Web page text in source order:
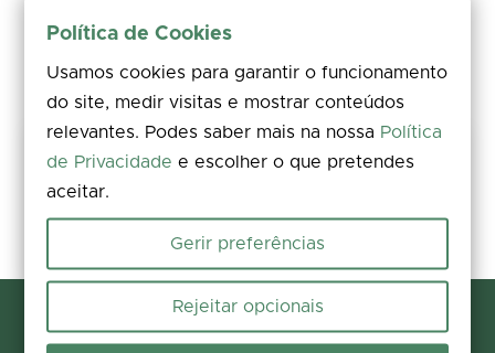
Partilha a tua experiência
Avalia, deixa um comentário e acrescenta fotos. A tua opinião
Política de Cookies
Usamos cookies para garantir o funcionamento
do site, medir visitas e mostrar conteúdos
relevantes. Podes saber mais na nossa Política
de Privacidade e escolher o que pretendes
aceitar.
Gerir preferências
Rejeitar opcionais